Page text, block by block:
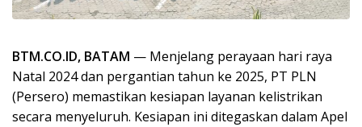
BTM.CO.ID, BATAM — Menjelang perayaan hari raya
Natal 2024 dan pergantian tahun ke 2025, PT PLN
(Persero) memastikan kesiapan layanan kelistrikan
secara menyeluruh. Kesiapan ini ditegaskan dalam Apel